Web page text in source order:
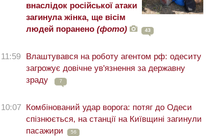
внаслідок російської атаки
загинула жінка, ще вісім
людей поранено (фото) 43
11:59
Влаштувався на роботу агентом рф: одеситу
загрожує довічне ув'язнення за державну
зраду
7
10:07 Комбінований удар ворога: потяг до Одеси
спізнюється, на станції на Київщині загинули
пасажири
56